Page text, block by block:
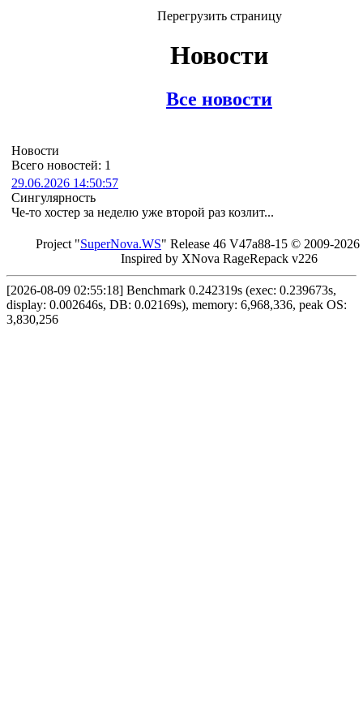
Перегрузить страницу
Новости
Все новости
Новости
Всего новостей: 1
29.06.2026 14:50:57
Сингулярность
Че-то хостер за неделю уже второй раз козлит...
Project "SuperNova.WS" Release 46 V47a88-15 © 2009-2026
Inspired by XNova RageRepack v226
[2026-08-09 02:55:18] Benchmark 0.242319s (exec: 0.239673s,
display: 0.002646s, DB: 0.02169s), memory: 6,968,336, peak OS:
3,830,256